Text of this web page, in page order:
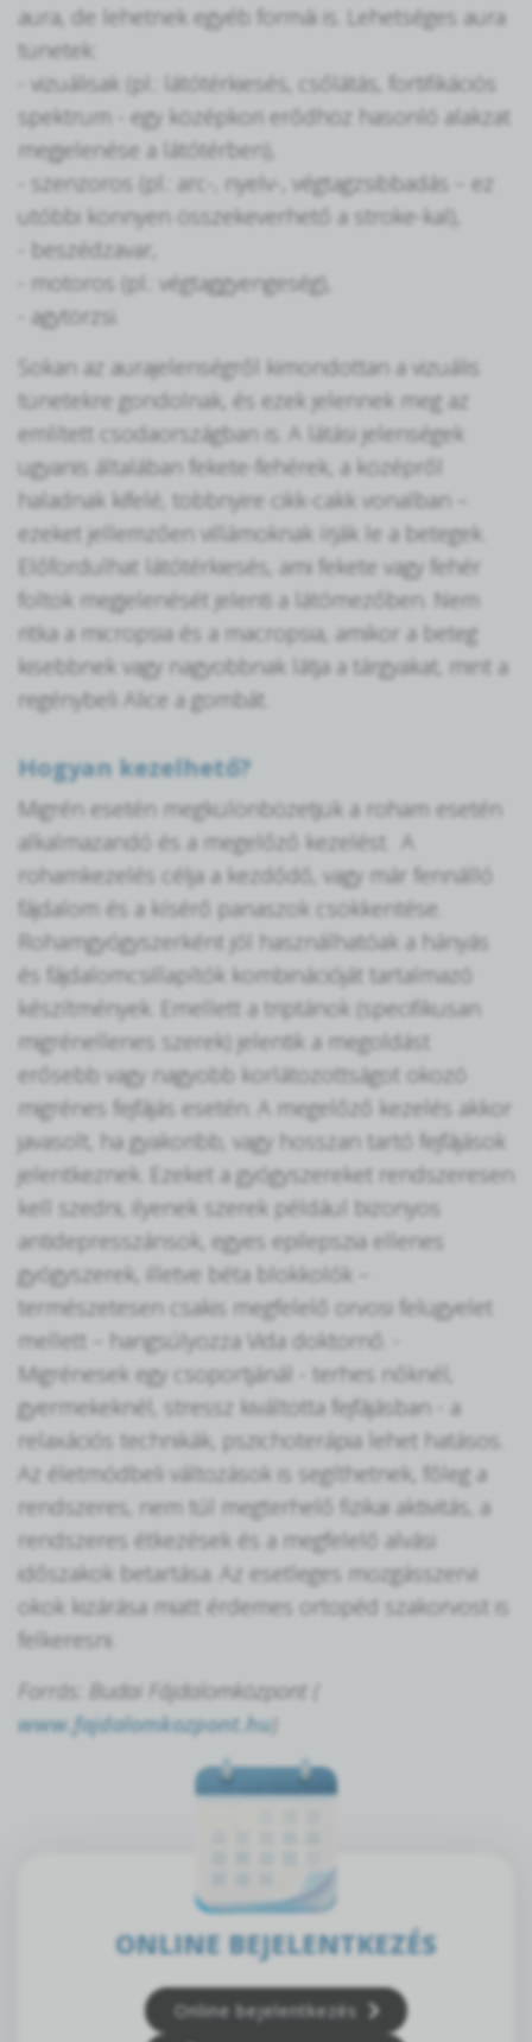
aura, de lehetnek egyéb formái is. Lehetséges aura
tünetek:
- vizuálisak (pl.: látótérkiesés, csőlátás, fortifikációs
spektrum - egy középkori erődhöz hasonló alakzat
megjelenése a látótérben),
- szenzoros (pl.: arc-, nyelv-, végtagzsibbadás – ez
utóbbi könnyen összekeverhető a stroke-kal),
- beszédzavar,
- motoros (pl.: végtaggyengeség),
- agytörzsi.
Sokan az aurajelenségről kimondottan a vizuális
tünetekre gondolnak, és ezek jelennek meg az
említett csodaországban is. A látási jelenségek
ugyanis általában fekete-fehérek, a középről
haladnak kifelé, többnyire cikk-cakk vonalban –
ezeket jellemzően villámoknak írják le a betegek.
Előfordulhat látótérkiesés, ami fekete vagy fehér
foltok megjelenését jelenti a látómezőben. Nem
ritka a micropsia és a macropsia, amikor a beteg
kisebbnek vagy nagyobbnak látja a tárgyakat, mint a
regénybeli Alice a gombát.
Hogyan kezelhető?
Migrén esetén megkülönbözetjük a roham esetén
alkalmazandó és a megelőző kezelést. A
rohamkezelés célja a kezdődő, vagy már fennálló
fájdalom és a kísérő panaszok csökkentése.
Rohamgyógyszerként jól használhatóak a hányás
és fájdalomcsillapítók kombinációját tartalmazó
készítmények. Emellett a triptánok (specifikusan
migrénellenes szerek) jelentik a megoldást
erősebb vagy nagyobb korlátozottságot okozó
migrénes fejfájás esetén. A megelőző kezelés akkor
javasolt, ha gyakoribb, vagy hosszan tartó fejfájások
jelentkeznek. Ezeket a gyógyszereket rendszeresen
kell szedni, ilyenek szerek például bizonyos
antidepresszánsok, egyes epilepszia ellenes
gyógyszerek, illetve béta blokkolók –
természetesen csakis megfelelő orvosi felügyelet
mellett – hangsúlyozza Vida doktornő. -
Migrénesek egy csoportjánál - terhes nőknél,
gyermekeknél, stressz kiváltotta fejfájásban - a
relaxációs technikák, pszichoterápia lehet hatásos.
Az életmódbeli változások is segíthetnek, főleg a
rendszeres, nem túl megterhelő fizikai aktivitás, a
rendszeres étkezések és a megfelelő alvási
időszakok betartása. Az esetleges mozgásszervi
okok kizárása miatt érdemes ortopéd szakorvost is
felkeresni.
Forrás: Budai Fájdalomközpont (
www.fajdalomkozpont.hu
ONLINE BEJELENTKEZÉS
Online bejelentkezés